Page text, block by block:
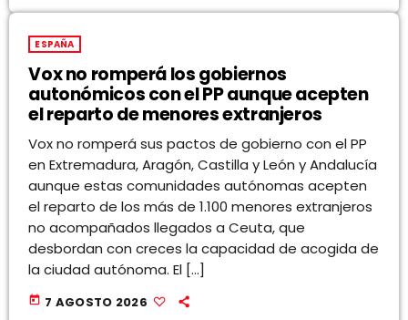
ESPAÑA
Vox no romperá los gobiernos
autonómicos con el PP aunque acepten
el reparto de menores extranjeros
Vox no romperá sus pactos de gobierno con el PP
en Extremadura, Aragón, Castilla y León y Andalucía
aunque estas comunidades autónomas acepten
el reparto de los más de 1.100 menores extranjeros
no acompañados llegados a Ceuta, que
desbordan con creces la capacidad de acogida de
la ciudad autónoma. El […]
today 7 AGOSTO 2026